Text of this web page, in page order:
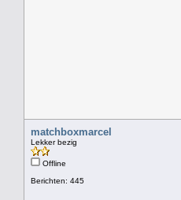
matchboxmarcel
Lekker bezig
Offline
Berichten: 445